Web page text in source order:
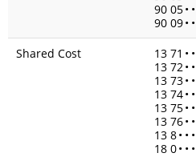
90 05• •
90 09• •
Shared Cost
13 71 • •
13 72• •
13 73• •
13 74• •
13 75• •
13 76• •
13 8• • •
18 0• • •